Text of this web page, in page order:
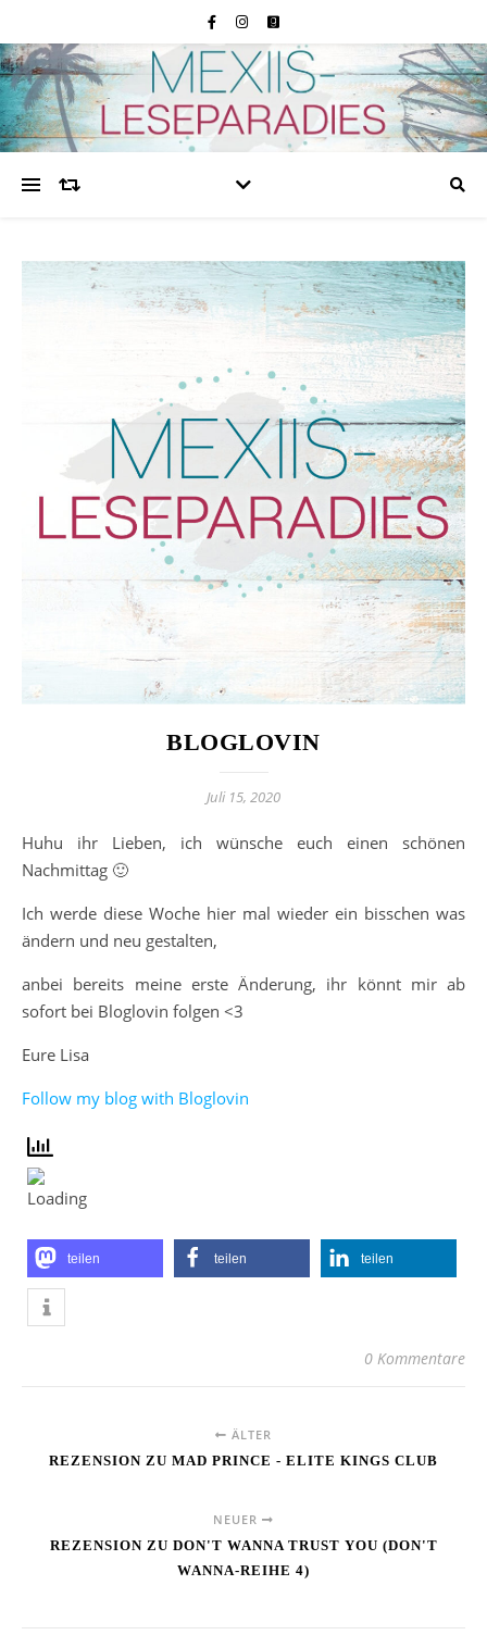
BLOGLOVIN
Juli 15, 2020
Huhu ihr Lieben, ich wünsche euch einen schönen
Nachmittag 🙂
Ich werde diese Woche hier mal wieder ein bisschen was
ändern und neu gestalten,
anbei bereits meine erste Änderung, ihr könnt mir ab
sofort bei Bloglovin folgen <3
Eure Lisa
Follow my blog with Bloglovin
teilen teilen teilen
0 Kommentare
ÄLTER
REZENSION ZU MAD PRINCE - ELITE KINGS CLUB
NEUER
REZENSION ZU DON'T WANNA TRUST YOU (DON'T
WANNA-REIHE 4)